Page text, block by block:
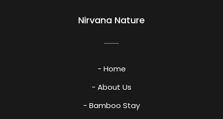
Nirvana Nature
- Home
- About Us
- Bamboo Stay